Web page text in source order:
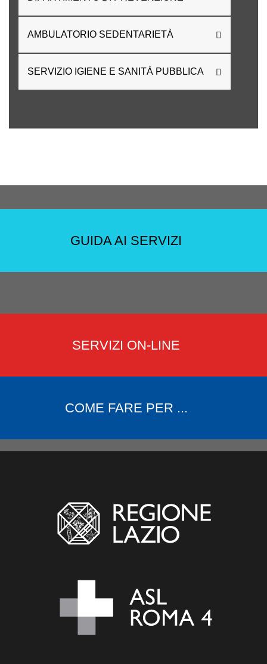
AMBULATORIO SEDENTARIETÀ
SERVIZIO IGIENE E SANITÀ PUBBLICA
GUIDA AI SERVIZI
SERVIZI ON-LINE
COME FARE PER ...